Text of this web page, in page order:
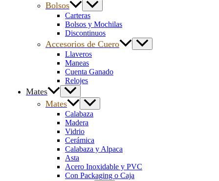
Bolsos
Carteras
Bolsos y Mochilas
Discontinuos
Accesorios de Cuero
Llaveros
Maneas
Cuenta Ganado
Relojes
Mates
Mates
Calabaza
Madera
Vidrio
Cerámica
Calabaza y Alpaca
Asta
Acero Inoxidable y PVC
Con Packaging o Caja